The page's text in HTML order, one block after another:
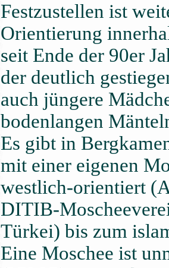
Festzustellen ist
Orientierung
seit Ende der 90er
der deutlich
auch jüngere
bodenlangen
Es gibt in
mit einer eigenen
westlich-orientiert
DITIB-
Türkei) bis zum
Eine Moschee ist